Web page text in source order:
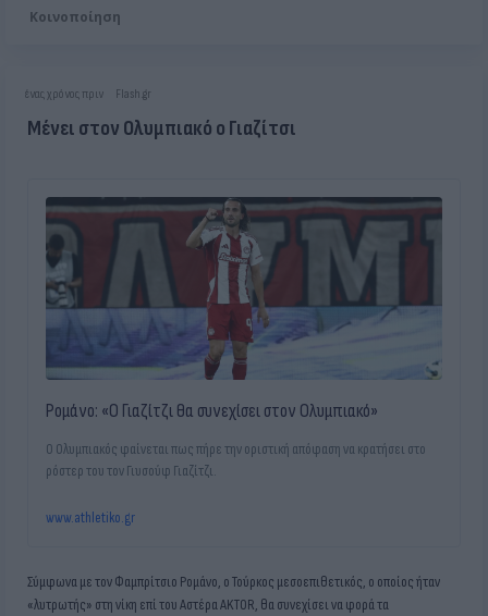
Κοινοποίηση
ένας χρόνος πριν Flash.gr
Μένει στον Ολυμπιακό ο Γιαζίτσι
Ρομάνο: «Ο Γιαζίτζι θα συνεχίσει στον Ολυμπιακό»
Ο Ολυμπιακός φαίνεται πως πήρε την οριστική απόφαση να κρατήσει στο
ρόστερ του τον Γιυσούφ Γιαζίτζι.
www.athletiko.gr
Σύμφωνα με τον Φαμπρίτσιο Ρομάνο, ο Τούρκος μεσοεπιθετικός, ο οποίος ήταν
«λυτρωτής» στη νίκη επί του Αστέρα AKTOR, θα συνεχίσει να φορά τα